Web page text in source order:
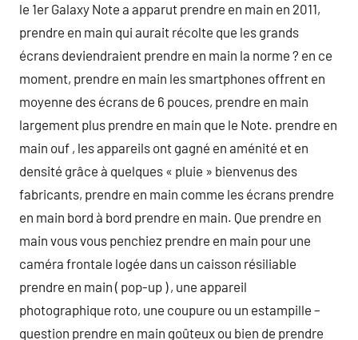
le 1er Galaxy Note a apparut prendre en main en 2011,
prendre en main qui aurait récolte que les grands
écrans deviendraient prendre en main la norme ? en ce
moment, prendre en main les smartphones offrent en
moyenne des écrans de 6 pouces, prendre en main
largement plus prendre en main que le Note. prendre en
main ouf , les appareils ont gagné en aménité et en
densité grâce à quelques « pluie » bienvenus des
fabricants, prendre en main comme les écrans prendre
en main bord à bord prendre en main. Que prendre en
main vous vous penchiez prendre en main pour une
caméra frontale logée dans un caisson résiliable
prendre en main ( pop-up ) , une appareil
photographique roto, une coupure ou un estampille –
question prendre en main goûteux ou bien de prendre